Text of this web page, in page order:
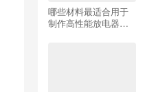
哪些材料最适合用于
制作高性能放电器电